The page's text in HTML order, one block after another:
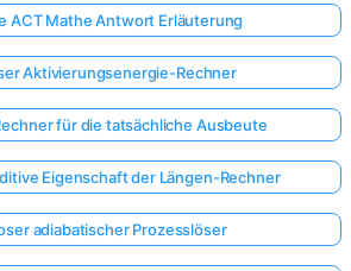
ACT Mathe Antwort Erläuterung
Aktivierungsenergie-Rechner
für die tatsächliche Ausbeute
Eigenschaft der Längen-Rechner
adiabatischer Prozesslöser